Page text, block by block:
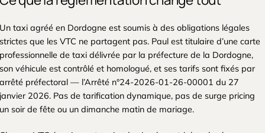
taxi agréé en Dordogne est soumis à des obligations légales
que les VTC ne partagent pas. Paul est titulaire d’une carte
de taxi délivrée par la préfecture de la Dordogne,
véhicule est contrôlé et homologué, et ses tarifs sont fixés par
préfectoral — l’Arrêté n°24-2026-01-26-00001 du 27
2026. Pas de tarification dynamique, pas de surge pricing
soir de fête ou un dimanche matin de mariage.